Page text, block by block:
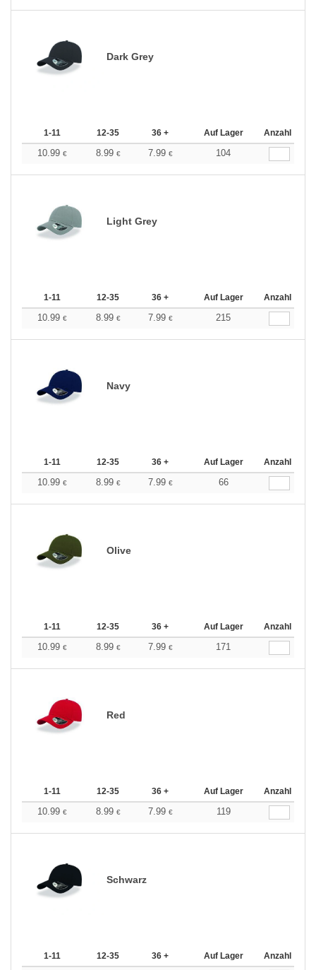
Dark Grey
1-11 12-35 36 + Auf Lager Anzahl
10.99 € 8.99 € 7.99 € 104
Light Grey
1-11 12-35 36 + Auf Lager Anzahl
10.99 € 8.99 € 7.99 € 215
Navy
1-11 12-35 36 + Auf Lager Anzahl
10.99 € 8.99 € 7.99 € 66
Olive
1-11 12-35 36 + Auf Lager Anzahl
10.99 € 8.99 € 7.99 € 171
Red
1-11 12-35 36 + Auf Lager Anzahl
10.99 € 8.99 € 7.99 € 119
Schwarz
1-11 12-35 36 + Auf Lager Anzahl